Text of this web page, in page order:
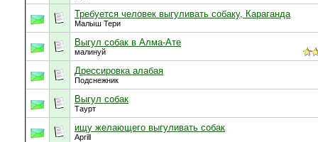
Требуется человек выгуливать собаку, Караганда
Малыш Тери
Выгул собак в Алма-Ате
малинуй
Дрессировка алабая
Подснежник
Выгул собак
Таурт
ищу желающего выгуливать собак
Aprill